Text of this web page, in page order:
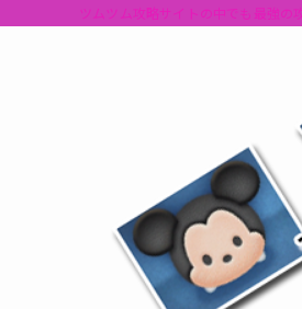
ツムツム攻略サイトの中でも最強